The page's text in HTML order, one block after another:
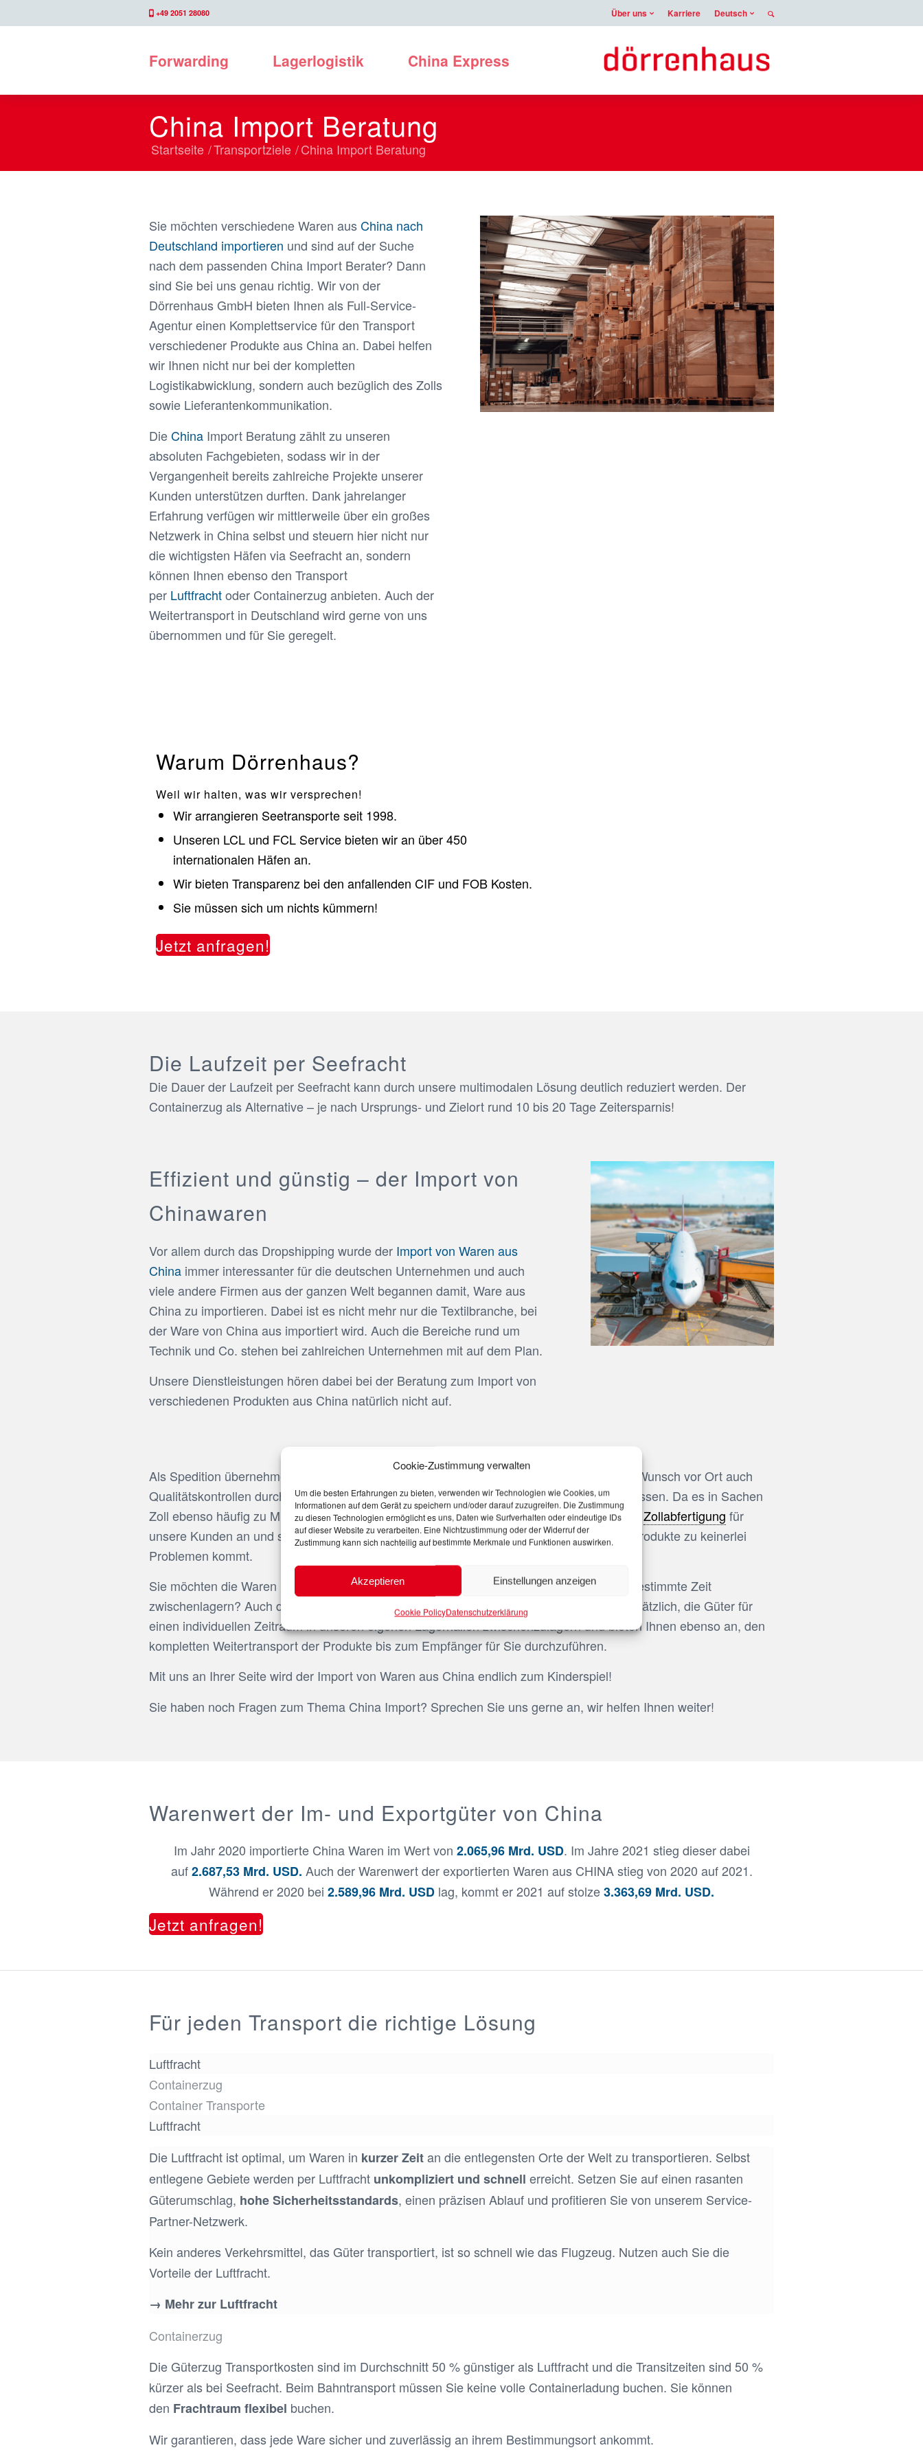
Cookie-Zustimmung verwalten
Um die besten Erfahrungen zu bieten, verwenden wir Technologien wie Cookies, um
Informationen auf dem Gerät zu speichern und/oder darauf zuzugreifen. Die Zustimmung
zu diesen Technologien ermöglicht es uns, Daten wie Surfverhalten oder eindeutige IDs
auf dieser Website zu verarbeiten. Eine Nichtzustimmung oder der Widerruf der
Zustimmung kann sich nachteilig auf bestimmte Merkmale und Funktionen auswirken.
Akzeptieren Einstellungen anzeigen
Cookie PolicyDatenschutzerklärung
Über uns Karriere Deutsch
+49 2051 28080
Forwarding Lagerlogistik China Express
China Import Beratung
Startseite /Transportziele /China Import Beratung
Sie möchten verschiedene Waren ausChina nach
Deutschland importieren und sind auf der Suche
nach dem passenden China Import Berater? Dann
sind Sie bei uns genau richtig. Wir von der
Dörrenhaus GmbH bieten Ihnen als Full-Service-
Agentur einen Komplettservice für den Transport
verschiedener Produkte aus China an. Dabei helfen
wir Ihnen nicht nur bei der kompletten
Logistikabwicklung, sondern auch bezüglich des Zolls
sowie Lieferantenkommunikation.
DieChina Import Beratung zählt zu unseren
absoluten Fachgebieten, sodass wir in der
Vergangenheit bereits zahlreiche Projekte unserer
Kunden unterstützen durften. Dank jahrelanger
Erfahrung verfügen wir mittlerweile über ein großes
Netzwerk in China selbst und steuern hier nicht nur
die wichtigsten Häfen via Seefracht an, sondern
können Ihnen ebenso den Transport
per Luftfrachtoder Containerzug anbieten. Auch der
Weitertransport in Deutschland wird gerne von uns
übernommen und für Sie geregelt.
Warum Dörrenhaus?
Weil wir halten, was wir versprechen!
Wir arrangieren Seetransporte seit 1998.
Unseren LCL und FCL Service bieten wir an über 450
internationalen Häfen an.
Wir bieten Transparenz bei den anfallenden CIF und FOB Kosten.
Sie müssen sich um nichts kümmern!
Jetzt anfragen!
Die Laufzeit per Seefracht
Die Dauer der Laufzeit per Seefracht kann durch unsere multimodalen Lösung deutlich reduziert werden. Der
Containerzug als Alternative – je nach Ursprungs- und Zielort rund 10 bis 20 Tage Zeitersparnis!
Effizient und günstig – der Import von
Chinawaren
Vor allem durch das Dropshipping wurde der Import von Waren aus
China immer interessanter für die deutschen Unternehmen und auch
viele andere Firmen aus der ganzen Welt begannen damit, Ware aus
China zu importieren. Dabei ist es nicht mehr nur die Textilbranche, bei
der Ware von China aus importiert wird. Auch die Bereiche rund um
Technik und Co. stehen bei zahlreichen Unternehmen mit auf dem Plan.
Unsere Dienstleistungen hören dabei bei der Beratung zum Import von
verschiedenen Produkten aus China natürlich nicht auf.
Als Spedition übernehmen wir auch den kompletten Transport Ihrer Güter und führen auf Wunsch vor Ort auch
Qualitätskontrollen durch, sodass Sie sich als Unternehmen um nichts mehr kümmern müssen. Da es in Sachen
Zoll ebenso häufig zu Missverständnissen kommen kann, bieten wir ebenso die komplette Zollabfertigung für
unsere Kunden an und sorgen dafür, dass es an den Grenzen sowie bei der Einfuhr der Produkte zu keinerlei
Problemen kommt.
Sie möchten die Waren in China oder nach dem
Transport in Deutschlandnoch für eine bestimmte Zeit
zwischenlagern? Auch das ist selbstverständlich kein Problem. Wir ermöglichen Ihnen zusätzlich, die Güter für
einen individuellen Zeitraum in unseren eigenen Lagerhallen zwischenzulagern und bieten Ihnen ebenso an, den
kompletten Weitertransport der Produkte bis zum Empfänger für Sie durchzuführen.
Mit uns an Ihrer Seite wird der Import von Waren aus China endlich zum Kinderspiel!
Sie haben noch Fragen zum Thema China Import? Sprechen Sie uns gerne an, wir helfen Ihnen weiter!
Warenwert der Im- und Exportgüter von China
Im Jahr 2020 importierte China Waren im Wert von 2.065,96 Mrd. USD. Im Jahre 2021 stieg dieser dabei
auf2.687,53 Mrd. USD. Auch der Warenwert der exportierten Waren aus CHINA stieg von 2020 auf 2021.
Während er 2020 bei 2.589,96 Mrd. USD lag, kommt er 2021 auf stolze3.363,69 Mrd. USD.
Jetzt anfragen!
Für jeden Transport die richtige Lösung
Luftfracht
Containerzug
Container Transporte
Luftfracht
Die Luftfracht ist optimal, um Waren in kurzer Zeitan die entlegensten Orte der Welt zu transportieren. Selbst
entlegene Gebiete werden per Luftfracht unkompliziert und schnell erreicht. Setzen Sie auf einen rasanten
Güterumschlag, hohe Sicherheitsstandards, einen präzisen Ablauf und profitieren Sie von unserem Service-
Partner-Netzwerk.
Kein anderes Verkehrsmittel, das Güter transportiert, ist so schnell wie das Flugzeug. Nutzen auch Sie die
Vorteile der Luftfracht.
→ Mehr zur Luftfracht
Containerzug
Die Güterzug Transportkosten sind im Durchschnitt 50 % günstiger als Luftfracht und die Transitzeiten sind 50 %
kürzer als bei Seefracht. Beim Bahntransport müssen Sie keine volle Containerladung buchen. Sie können
den Frachtraum flexibel buchen.
Wir garantieren, dass jede Ware sicher und zuverlässig an ihrem Bestimmungsort ankommt.